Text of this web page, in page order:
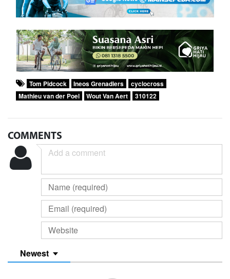
Tom Pidcock Ineos Grenadiers
cyclocross
Mathieu van der Poel
Wout Van Aert 310122
COMMENTS
Newest